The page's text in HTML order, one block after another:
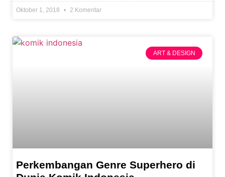
Oktober 1, 2018 2 Komentar
ART & DESIGN
Perkembangan Genre Superhero di